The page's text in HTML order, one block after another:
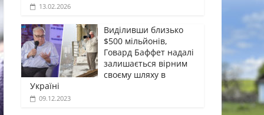
13.02.2026
Виділивши близько
$500 мільйонів,
Говард Баффет надалі
залишається вірним
своєму шляху в
Україні
09.12.2023